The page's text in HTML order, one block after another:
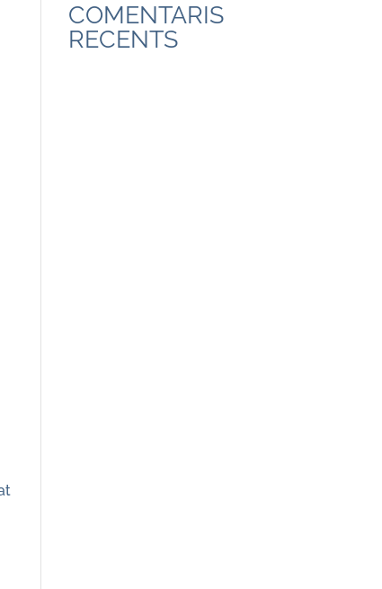
COMENTARIS
RECENTS